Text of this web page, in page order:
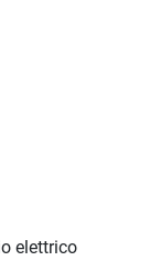
elettrico